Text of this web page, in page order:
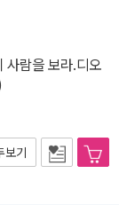
사람을 보라.디오
보기